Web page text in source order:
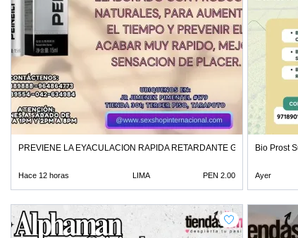
PREVIENE LA EYACULACION RAPIDA RETARDANTE GARANTIZADO
Hace 12 horas LIMA PEN 2.00
Bio Prost
Ayer